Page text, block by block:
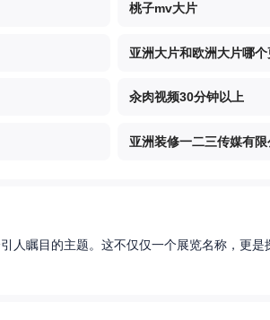
桃子mv大片
亚洲大片和欧洲大片哪个
汆肉视频30分钟以上
亚洲装修一二三传媒有限
瞩目的主题。这不仅仅一个展览名称，更